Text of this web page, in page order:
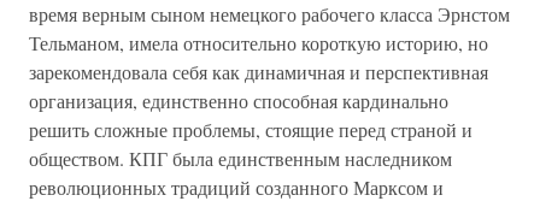
время верным сыном немецкого рабочего класса Эрнстом
Тельманом, имела относительно короткую историю, но
зарекомендовала себя как динамичная и перспективная
организация, единственно способная кардинально
решить сложные проблемы, стоящие перед страной и
обществом. КПГ была единственным наследником
революционных традиций созданного Марксом и